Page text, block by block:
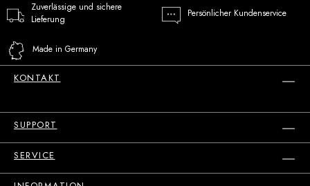
Zuverlässige und sichere
Lieferung
Persönlicher Kundenservice
Made in Germany
KONTAKT
SUPPORT
SERVICE